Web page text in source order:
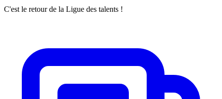
C'est le retour de la Ligue des talents !